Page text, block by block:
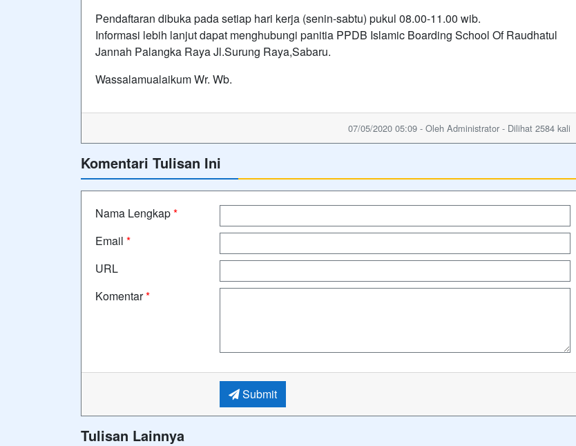
Pendaftaran dibuka pada setiap hari kerja (senin-sabtu) pukul 08.00-11.00 wib.
Informasi lebih lanjut dapat menghubungi panitia PPDB Islamic Boarding School Of Raudhatul
Jannah Palangka Raya Jl.Surung Raya,Sabaru.
Wassalamualaikum Wr. Wb.
07/05/2020 05:09 - Oleh Administrator - Dilihat 2584 kali
Komentari Tulisan Ini
Nama Lengkap*
Email *
URL
Komentar*
Submit
Tulisan Lainnya